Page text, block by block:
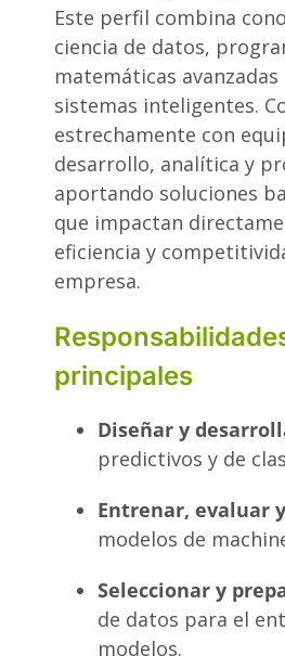
Este perfil combina
ciencia de datos,
matemáticas
sistemas inteligentes.
estrechamente con
desarrollo, analítica y
aportando soluciones
que impactan
eficiencia y
empresa.
principales
Diseñar y
predictivos y de
Entrenar, evaluar
modelos de
Seleccionar y
de datos para el
modelos.